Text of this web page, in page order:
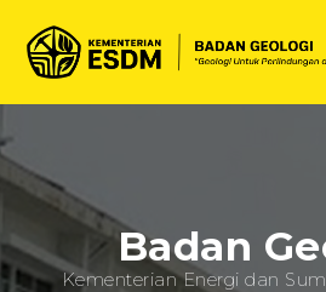
Badan
Kementerian Energi dan